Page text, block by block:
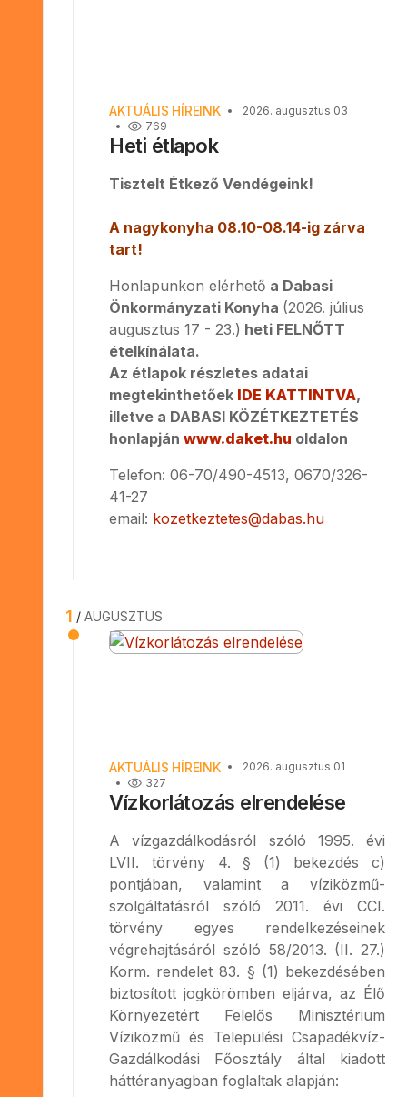
AKTUÁLIS HÍREINK
2026. augusztus 03
769
Heti étlapok
Tisztelt Étkező Vendégeink!
A nagykonyha 08.10-08.14-ig zárva
tart!
Honlapunkon elérhető a Dabasi
Önkormányzati Konyha (2026. július
augusztus 17 - 23.) heti FELNŐTT
ételkínálata.
Az étlapok részletes adatai
megtekinthetőek IDE KATTINTVA,
illetve a DABASI KÖZÉTKEZTETÉS
honlapján www.daket.hu oldalon
Telefon: 06-70/490-4513, 0670/326-
41-27
email: kozetkeztetes@dabas.hu
1 AUGUSZTUS
AKTUÁLIS HÍREINK
2026. augusztus 01
327
Vízkorlátozás elrendelése
A vízgazdálkodásról szóló 1995. évi
LVII. törvény 4. § (1) bekezdés c)
pontjában, valamint a víziközmű-
szolgáltatásról szóló 2011. évi CCI.
törvény egyes rendelkezéseinek
végrehajtásáról szóló 58/2013. (II. 27.)
Korm. rendelet 83. § (1) bekezdésében
biztosított jogkörömben eljárva, az Élő
Környezetért Felelős Minisztérium
Víziközmű és Települési Csapadékvíz-
Gazdálkodási Főosztály által kiadott
háttéranyagban foglaltak alapján: